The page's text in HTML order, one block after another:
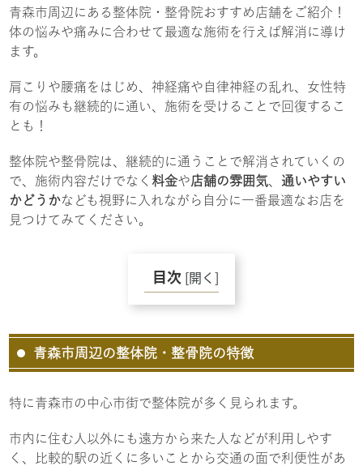
青森市周辺にある整体院・整骨院おすすめ店舗をご紹介！
体の悩みや痛みに合わせて最適な施術を行えば解消に導け
ます。
肩こりや腰痛をはじめ、神経痛や自律神経の乱れ、女性特
有の悩みも継続的に通い、施術を受けることで回復するこ
とも！
整体院や整骨院は、継続的に通うことで解消されていくの
で、施術内容だけでなく 料金や店舗の雰囲気
通いやすい
かどうかなども視野に入れながら自分に一番最適なお店を
見つけてみてください。
目次 [開く]
青森市周辺の整体院・整骨院の特徴
特に青森市の中心市街で整体院が多く見られます。
市内に住む人以外にも遠方から来た人などが利用しやす
く、比較的駅の近くに多いことから交通の面で利便性があ